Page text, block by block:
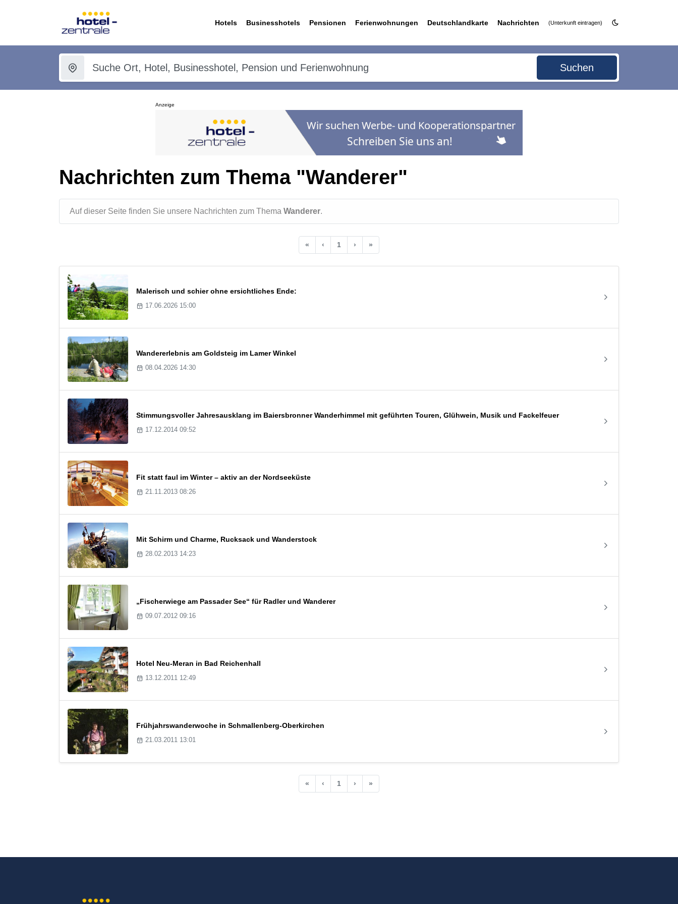
Hotels Businesshotels Pensionen Ferienwohnungen Deutschlandkarte Nachrichten (Unterkunft eintragen)
Suchen
Anzeige
Nachrichten zum Thema "Wanderer"
Auf dieser Seite finden Sie unsere Nachrichten zum Thema Wanderer.
« ‹ 1 › »
Malerisch und schier ohne ersichtliches Ende:
17.06.2026 15:00
Wandererlebnis am Goldsteig im Lamer Winkel
08.04.2026 14:30
Stimmungsvoller Jahresausklang im Baiersbronner Wanderhimmel mit geführten Touren, Glühwein, Musik und Fackelfeuer
17.12.2014 09:52
Fit statt faul im Winter – aktiv an der Nordseeküste
21.11.2013 08:26
Mit Schirm und Charme, Rucksack und Wanderstock
28.02.2013 14:23
„Fischerwiege am Passader See“ für Radler und Wanderer
09.07.2012 09:16
Hotel Neu-Meran in Bad Reichenhall
13.12.2011 12:49
Frühjahrswanderwoche in Schmallenberg-Oberkirchen
21.03.2011 13:01
« ‹ 1 › »